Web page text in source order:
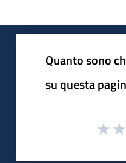
Quanto sono
su questa